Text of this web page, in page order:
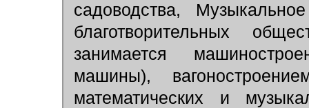
садоводства,
благотворительных
занимается
машины),
математических и